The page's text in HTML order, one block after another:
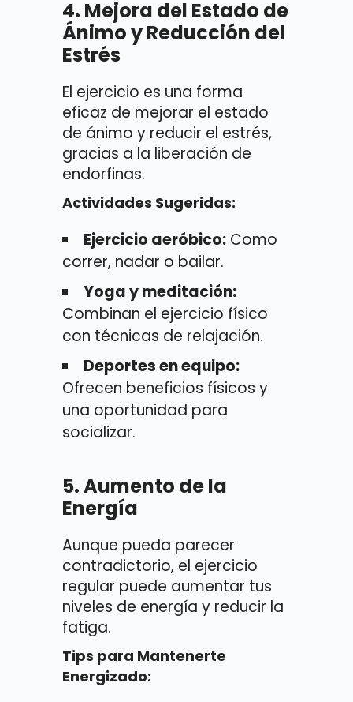
4. Mejora del Estado de
Ánimo y Reducción del
Estrés
El ejercicio es una forma
eficaz de mejorar el estado
de ánimo y reducir el estrés,
gracias a la liberación de
endorfinas.
Actividades Sugeridas:
Ejercicio aeróbico: Como
correr, nadar o bailar.
Yoga y meditación:
Combinan el ejercicio físico
con técnicas de relajación.
Deportes en equipo:
Ofrecen beneficios físicos y
una oportunidad para
socializar.
5.Aumento de la
Energía
Aunque pueda parecer
contradictorio, el ejercicio
regular puede aumentar tus
niveles de energía y reducir la
fatiga.
Tips para Mantenerte
Energizado: